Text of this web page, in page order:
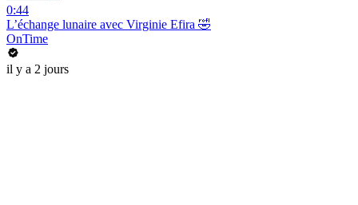
0:44
L’échange lunaire avec Virginie Efira 🤣
OnTime
il y a 2 jours